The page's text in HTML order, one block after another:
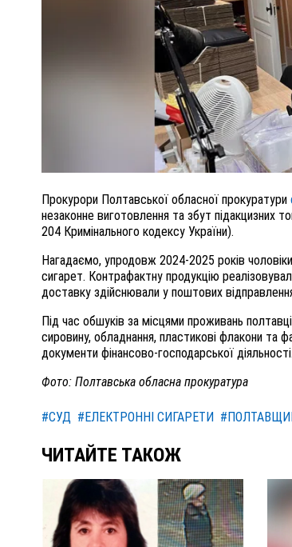
Прокурори Полтавської обласної прокуратури
незаконне виготовлення та збут підакцизних
204 Кримінального кодексу України).
Нагадаємо, упродовж 2024-2025 років
сигарет. Контрафактну продукцію
доставку здійснювали у поштових
Під час обшуків за місцями проживань
сировину, обладнання, пластикові флакони та
документи фінансово-господарської діяльності.
Фото: Полтавська обласна прокуратура
#СУД #ЕЛЕКТРОННІ СИГАРЕТИ
ЧИТАЙТЕ ТАКОЖ
ПОЛІЦІЯ ПОЛТАВЩИНИ РОЗШУКУЄ
ЛЮДМИЛУ ТИМЧЕНКО